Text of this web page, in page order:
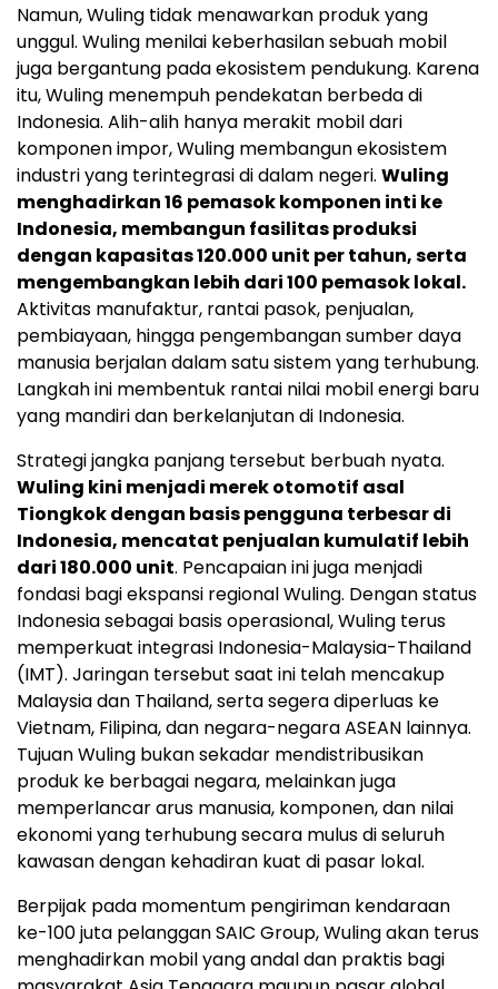
Namun, Wuling tidak menawarkan produk yang
unggul. Wuling menilai keberhasilan sebuah mobil
juga bergantung pada ekosistem pendukung. Karena
itu, Wuling menempuh pendekatan berbeda di
Indonesia. Alih-alih hanya merakit mobil dari
komponen impor, Wuling membangun ekosistem
industri yang terintegrasi di dalam negeri. Wuling
menghadirkan 16 pemasok komponen inti ke
Indonesia, membangun fasilitas produksi
dengan kapasitas 120.000 unit per tahun, serta
mengembangkan lebih dari 100 pemasok lokal.
Aktivitas manufaktur, rantai pasok, penjualan,
pembiayaan, hingga pengembangan sumber daya
manusia berjalan dalam satu sistem yang terhubung.
Langkah ini membentuk rantai nilai mobil energi baru
yang mandiri dan berkelanjutan di Indonesia.
Strategi jangka panjang tersebut berbuah nyata.
Wuling kini menjadi merek otomotif asal
Tiongkok dengan basis pengguna terbesar di
Indonesia, mencatat penjualan kumulatif lebih
dari 180.000 unit. Pencapaian ini juga menjadi
fondasi bagi ekspansi regional Wuling. Dengan status
Indonesia sebagai basis operasional, Wuling terus
memperkuat integrasi Indonesia-Malaysia-Thailand
(IMT). Jaringan tersebut saat ini telah mencakup
Malaysia dan Thailand, serta segera diperluas ke
Vietnam, Filipina, dan negara-negara ASEAN lainnya.
Tujuan Wuling bukan sekadar mendistribusikan
produk ke berbagai negara, melainkan juga
memperlancar arus manusia, komponen, dan nilai
ekonomi yang terhubung secara mulus di seluruh
kawasan dengan kehadiran kuat di pasar lokal.
Berpijak pada momentum pengiriman kendaraan
ke-100 juta pelanggan SAIC Group, Wuling akan terus
menghadirkan mobil yang andal dan praktis bagi